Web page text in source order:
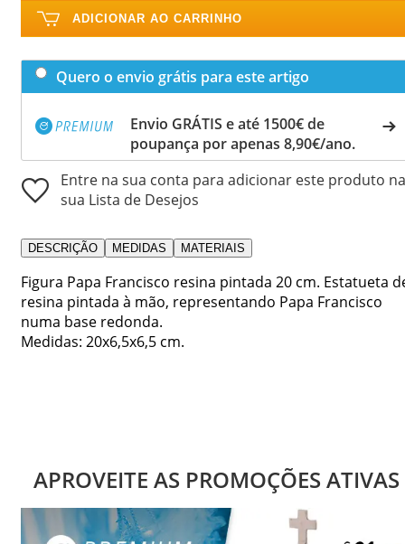
ADICIONAR AO CARRINHO
Quero o envio grátis para este artigo
Envio GRÁTIS e até 1500€ de
poupança por apenas 8,90€/ano.
Entre na sua conta para adicionar este produto na
sua Lista de Desejos
DESCRIÇÃO MEDIDAS MATERIAIS
Figura Papa Francisco resina pintada 20 cm. Estatueta
resina pintada à mão, representando Papa Francisco
numa base redonda.
Medidas: 20x6,5x6,5 cm.
APROVEITE AS PROMOÇÕES ATIVAS